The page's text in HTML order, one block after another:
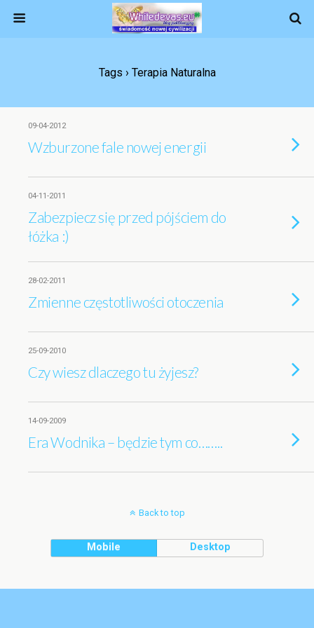
Tags › Terapia Naturalna
09-04-2012
Wzburzone fale nowej energii
04-11-2011
Zabezpiecz się przed pójściem do
łóżka :)
28-02-2011
Zmienne częstotliwości otoczenia
25-09-2010
Czy wiesz dlaczego tu żyjesz?
14-09-2009
Era Wodnika – będzie tym co……..
Back to top
Mobile Desktop